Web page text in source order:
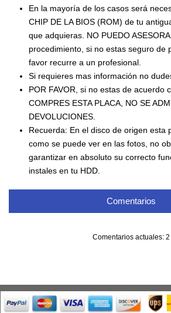
En la mayoría de los casos será
CHIP DE LA BIOS (ROM) de tu
que adquieras. NO PUEDO
procedimiento, si no estas seguro de
favor recurre a un profesional.
Si requieres mas información no
POR FAVOR, si no estas de acuerdo
COMPRES ESTA PLACA, NO SE
DEVOLUCIONES.
Recuerda: En el disco de origen esta
como se puede ver en las fotos, no
garantizar en absoluto su correcto
instales en tu HDD.
Comentarios
Comentarios actuales: 2